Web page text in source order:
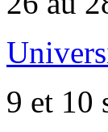
9 et 10